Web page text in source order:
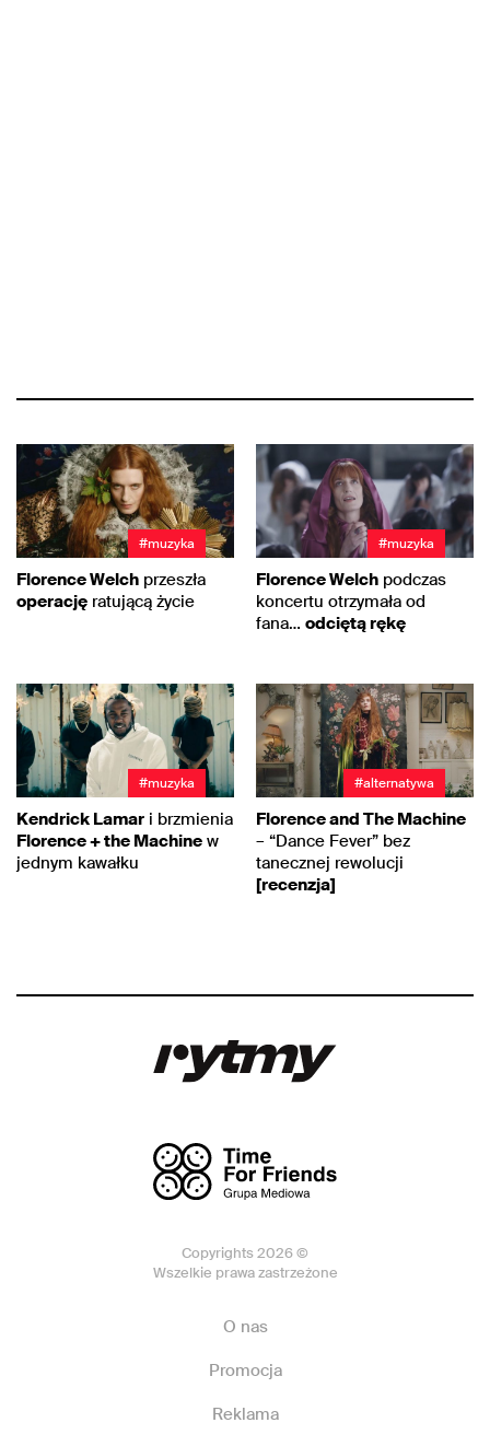
#muzyka
Florence Welch przeszła
operację ratującą życie
#muzyka
Florence Welch podczas
koncertu otrzymała od
fana… odciętą rękę
#muzyka
Kendrick Lamar i brzmienia
Florence + the Machine w
jednym kawałku
#alternatywa
Florence and The Machine
– “Dance Fever” bez
tanecznej rewolucji
[recenzja]
Copyrights 2026 ©
Wszelkie prawa zastrzeżone
O nas
Promocja
Reklama